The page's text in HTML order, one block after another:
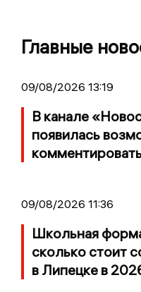
Главные
09/08/2026 13:19
В канале
появилась
09/08/2026 11:36
Школьная
сколько стоит
в Липецке в